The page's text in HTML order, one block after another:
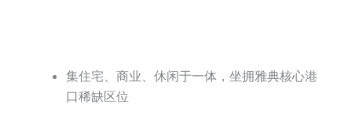
集住宅、商业、休闲于一体，坐拥雅典核心港
口稀缺区位